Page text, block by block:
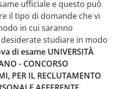
ufficiale e questo può
il tipo di domande che vi
in cui saranno
studiare in modo
di esame UNIVERSITÀ
- CONCORSO
PER IL RECLUTAMENTO